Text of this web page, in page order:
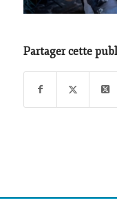
Partager cette